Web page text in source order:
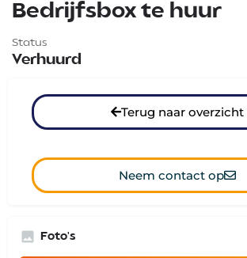
Bedrijfsbox te huur
Status
Verhuurd
Terug naar overzicht
Neem contact op
Foto's